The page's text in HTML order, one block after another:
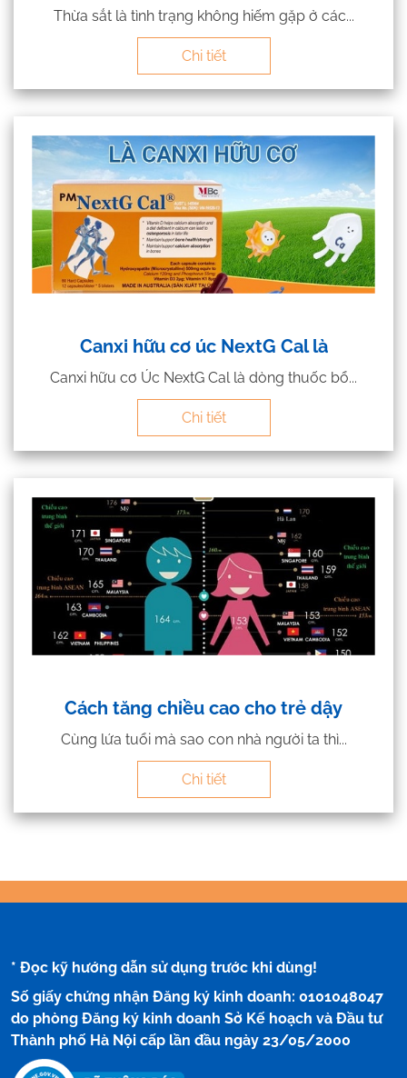
Thừa sắt là tình trạng không hiếm gặp ở các...
Chi tiết
Canxi hữu cơ úc NextG Cal là
Canxi hữu cơ Úc NextG Cal là dòng thuốc bổ...
Chi tiết
Cách tăng chiều cao cho trẻ dậy
Cùng lứa tuổi mà sao con nhà người ta thì...
Chi tiết
* Đọc kỹ hướng dẫn sử dụng trước khi dùng!
Số giấy chứng nhận Đăng ký kinh doanh: 0101048047
do phòng Đăng ký kinh doanh Sở Kế hoạch và Đầu tư
Thành phố Hà Nội cấp lần đầu ngày 23/05/2000